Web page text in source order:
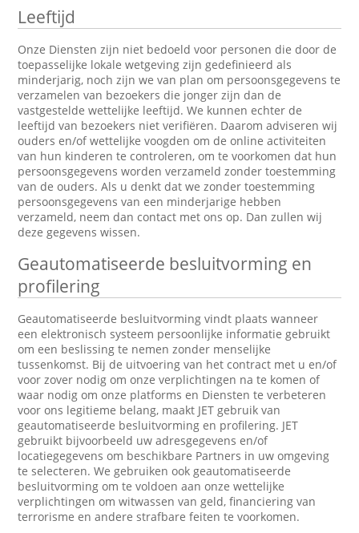
Leeftijd
Onze Diensten zijn niet bedoeld voor personen die door de
toepasselijke lokale wetgeving zijn gedefinieerd als
minderjarig, noch zijn we van plan om persoonsgegevens te
verzamelen van bezoekers die jonger zijn dan de
vastgestelde wettelijke leeftijd. We kunnen echter de
leeftijd van bezoekers niet verifiëren. Daarom adviseren wij
ouders en/of wettelijke voogden om de online activiteiten
van hun kinderen te controleren, om te voorkomen dat hun
persoonsgegevens worden verzameld zonder toestemming
van de ouders. Als u denkt dat we zonder toestemming
persoonsgegevens van een minderjarige hebben
verzameld, neem dan contact met ons op. Dan zullen wij
deze gegevens wissen.
Geautomatiseerde besluitvorming en
profilering
Geautomatiseerde besluitvorming vindt plaats wanneer
een elektronisch systeem persoonlijke informatie gebruikt
om een beslissing te nemen zonder menselijke
tussenkomst. Bij de uitvoering van het contract met u en/of
voor zover nodig om onze verplichtingen na te komen of
waar nodig om onze platforms en Diensten te verbeteren
voor ons legitieme belang, maakt JET gebruik van
geautomatiseerde besluitvorming en profilering. JET
gebruikt bijvoorbeeld uw adresgegevens en/of
locatiegegevens om beschikbare Partners in uw omgeving
te selecteren. We gebruiken ook geautomatiseerde
besluitvorming om te voldoen aan onze wettelijke
verplichtingen om witwassen van geld, financiering van
terrorisme en andere strafbare feiten te voorkomen.